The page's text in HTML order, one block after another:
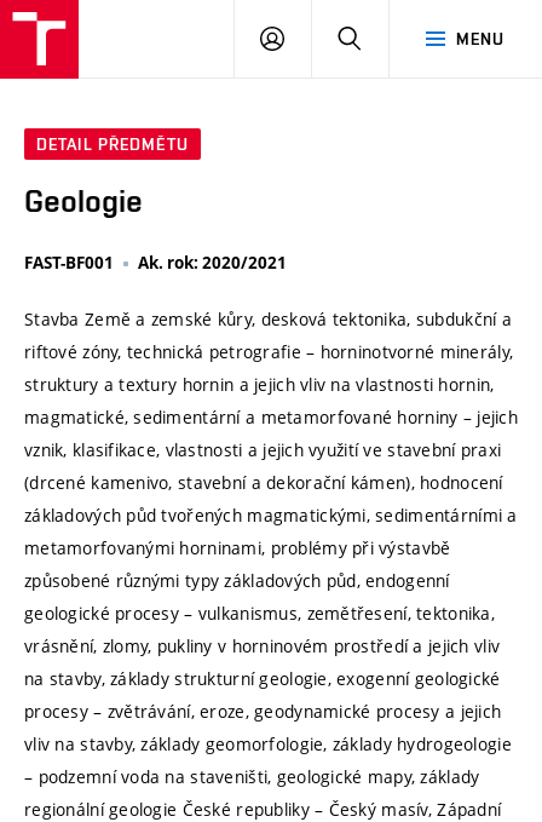
MENU
PŘIHLÁSIT
DETAIL PŘEDMĚTU
Geologie
FAST-BF001 Ak. rok: 2020/2021
Stavba Země a zemské kůry, desková tektonika, subdukční a
riftové zóny, technická petrografie – horninotvorné minerály,
struktury a textury hornin a jejich vliv na vlastnosti hornin,
magmatické, sedimentární a metamorfované horniny – jejich
vznik, klasifikace, vlastnosti a jejich využití ve stavební praxi
(drcené kamenivo, stavební a dekorační kámen), hodnocení
základových půd tvořených magmatickými, sedimentárními a
metamorfovanými horninami, problémy při výstavbě
způsobené různými typy základových půd, endogenní
geologické procesy – vulkanismus, zemětřesení, tektonika,
vrásnění, zlomy, pukliny v horninovém prostředí a jejich vliv
na stavby, základy strukturní geologie, exogenní geologické
procesy – zvětrávání, eroze, geodynamické procesy a jejich
vliv na stavby, základy geomorfologie, základy hydrogeologie
– podzemní voda na staveništi, geologické mapy, základy
regionální geologie České republiky – Český masív, Západní